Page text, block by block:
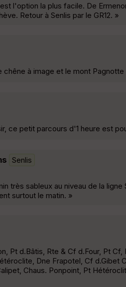
l'option la plus facile. De
Retour à Senlis par le GR12. »
chêne à image et le mont Pagnotte
ce petit parcours d'1 heure est
Senlis
très sableux au niveau de la ligne
surtout le matin. »
Pt d.Bâtis, Rte & Cf d.Four, Pt Cf,
Dne Frapotel, Cf d.Gibet
Chaus. Ponpoint, Pt